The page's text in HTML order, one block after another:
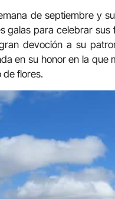
de septiembre y
galas para celebrar
devoción a su
en su honor en la
de flores.